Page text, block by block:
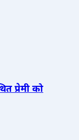
प्रेमी को